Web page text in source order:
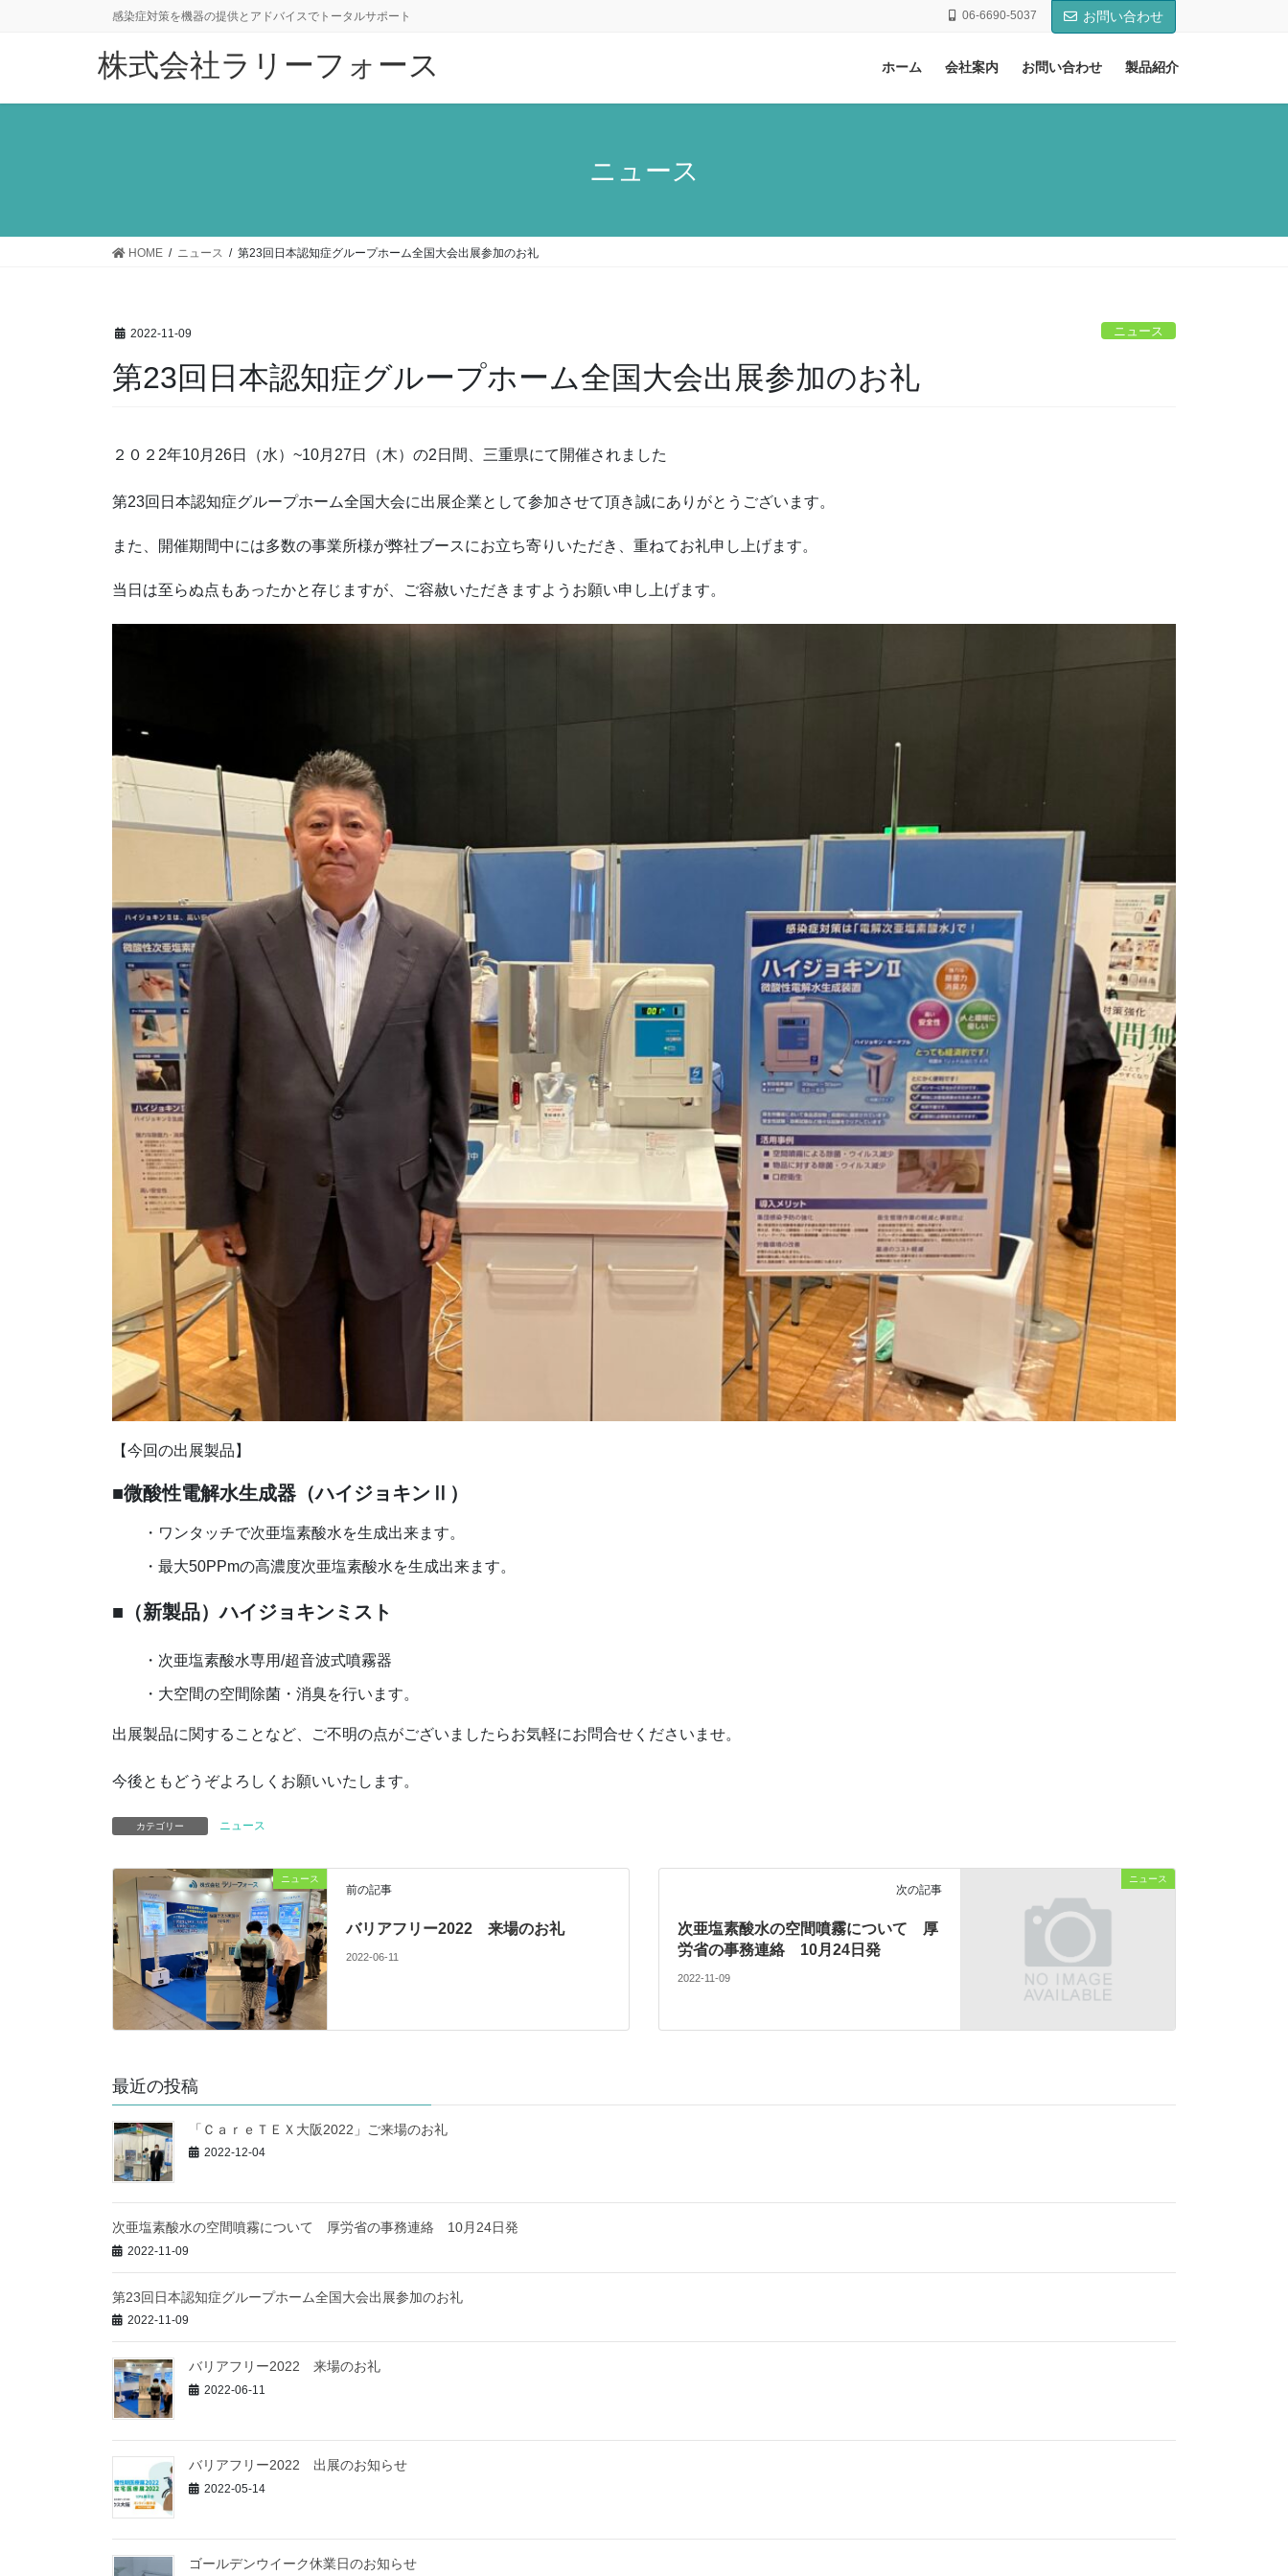
ツ
シ
感染症対策を機器の提供とアドバイスでトータルサポート 06-6690-5037 お問い合わせ
株式会社ラリーフォース ホーム 会社案内 お問い合わせ 製品紹介
ニュース
HOME ニュース 第23回日本認知症グループホーム全国大会出展参加のお礼
2022-11-09 ニュース
第23回日本認知症グループホーム全国大会出展参加のお礼
２０２2年10月26日（水）~10月27日（木）の2日間、三重県にて開催されました
第23回日本認知症グループホーム全国大会に出展企業として参加させて頂き誠にありがとうございます。
また、開催期間中には多数の事業所様が弊社ブースにお立ち寄りいただき、重ねてお礼申し上げます。
当日は至らぬ点もあったかと存じますが、ご容赦いただきますようお願い申し上げます。
【今回の出展製品】
■微酸性電解水生成器（ハイジョキンⅡ）
・ワンタッチで次亜塩素酸水を生成出来ます。
・最大50PPmの高濃度次亜塩素酸水を生成出来ます。
■ （新製品）ハイジョキンミスト
・次亜塩素酸水専用/超音波式噴霧器
・大空間の空間除菌・消臭を行います。
出展製品に関することなど、ご不明の点がございましたらお気軽にお問合せくださいませ。
今後ともどうぞよろしくお願いいたします。
カテゴリー ニュース
ニュース
前の記事
バリアフリー2022 来場のお礼
2022-06-11
ニュース
次の記事
次亜塩素酸水の空間噴霧について 厚
労省の事務連絡 10月24日発
2022-11-09
最近の投稿
「ＣａｒｅＴＥＸ大阪2022」ご来場のお礼
2022-12-04
次亜塩素酸水の空間噴霧について 厚労省の事務連絡 10月24日発
2022-11-09
第23回日本認知症グループホーム全国大会出展参加のお礼
2022-11-09
バリアフリー2022 来場のお礼
2022-06-11
バリアフリー2022 出展のお知らせ
2022-05-14
ゴールデンウイーク休業日のお知らせ